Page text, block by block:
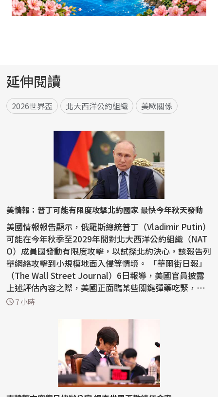
延伸閱讀
2026世界盃 北大西洋公約組織 美歐關係
美情報：普丁可能有限度攻擊北約國家 最快今年秋天發動
美國情報報告顯示，俄羅斯總統普丁（Vladimir Putin）
可能在今年秋季至2029年間對北大西洋公約組織（NAT
O）成員國發動有限度攻擊，以試探北約決心，該報告列
舉網絡攻擊到小規模地面入侵等情境。 「華爾街日報」
（The Wall Street Journal）6日報導，美國官員披露
上述評估內容之際，美國正面臨某些關鍵彈藥吃緊，
一...7 小時